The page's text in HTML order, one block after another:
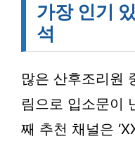
가장 인기
석
많은 산후조리원
림으로 입소문이
째 추천 채널은